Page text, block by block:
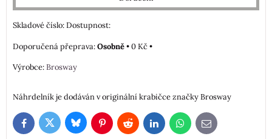
Skladové číslo:Dostupnost:
Osobně•0 Kč•
Výrobce:Brosway
Náhrdelník je dodáván v originální krabičce značky Brosway
FacebookTwitterBlueskyPinterestRedditLinkedInWhatsApp
E-
mail